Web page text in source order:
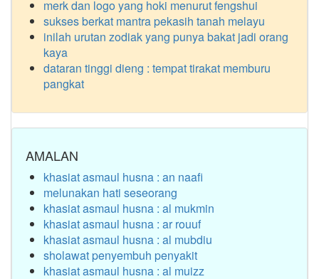
merk dan logo yang hoki menurut fengshui
sukses berkat mantra pekasih tanah melayu
inilah urutan zodiak yang punya bakat jadi orang
kaya
dataran tinggi dieng : tempat tirakat memburu
pangkat
AMALAN
khasiat asmaul husna : an naafi
melunakan hati seseorang
khasiat asmaul husna : al mukmin
khasiat asmaul husna : ar rouuf
khasiat asmaul husna : al mubdiu
sholawat penyembuh penyakit
khasiat asmaul husna : al muizz